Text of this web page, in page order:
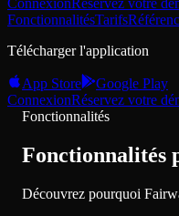
ConnexionRéservez votre
FonctionnalitésTarifs
Télécharger l'application
App Store
Google Play
ConnexionRéservez votre
Fonctionnalités
Fonctionnalités
Découvrez pourquoi